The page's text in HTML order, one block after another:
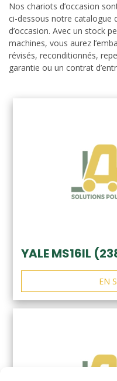
Nos chariots d’occasion
ci-dessous notre catalogue
d’occasion. Avec un stock
machines, vous aurez
révisés, reconditionnés,
garantie ou un contrat
YALE MS16IL
EN